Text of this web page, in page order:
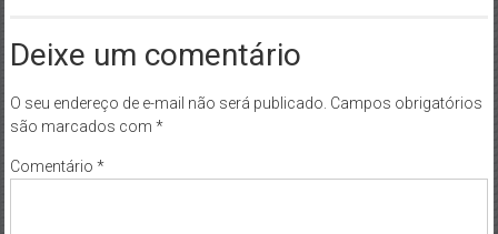
Deixe um comentário
O seu endereço de e-mail não será publicado. Campos obrigatórios
são marcados com *
Comentário *